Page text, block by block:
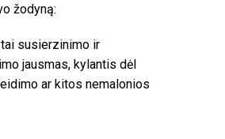
žodyną:
susierzinimo ir
jausmas, kylantis dėl
ar kitos nemalonios